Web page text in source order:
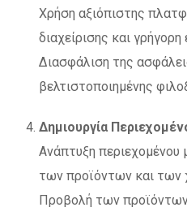
Χρήση αξιόπιστης
διαχείρισης και
Διασφάλιση της
βελτιστοποιημένης
Δημιουργία
Ανάπτυξη περιεχομένου
των προϊόντων και των
Προβολή των